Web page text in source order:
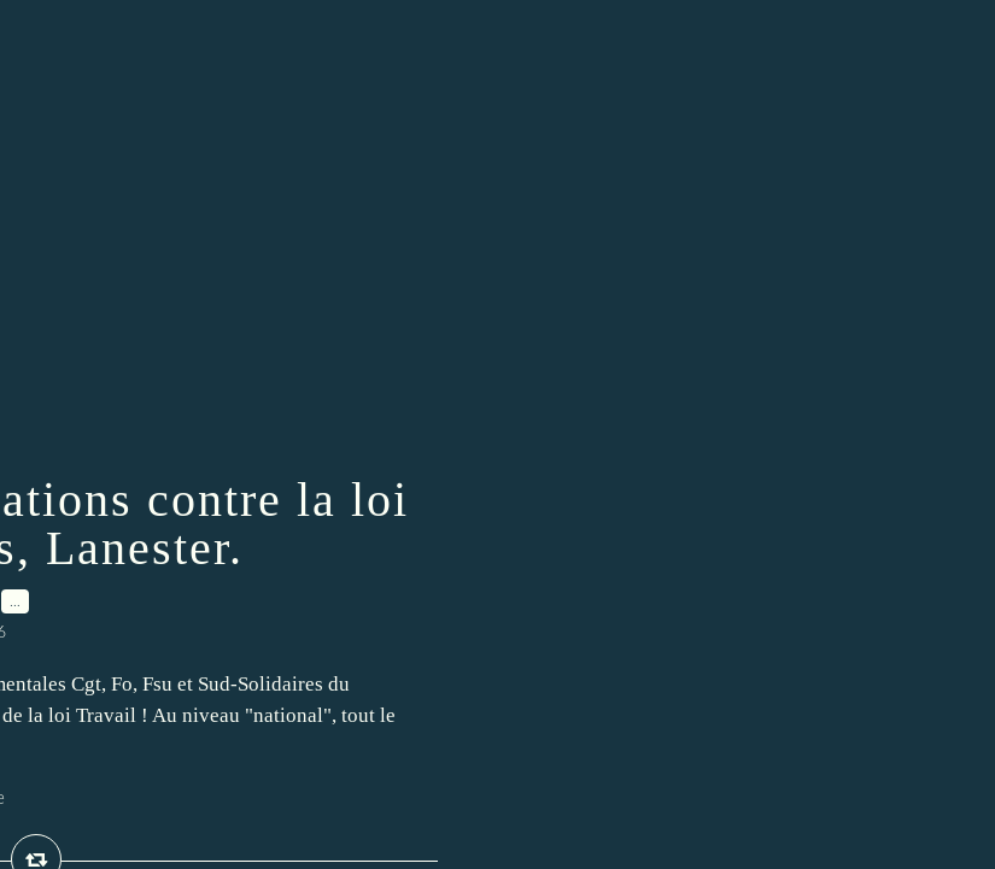
contre la loi
Lanester.
Cgt, Fo, Fsu et Sud-Solidaires du
la loi Travail ! Au niveau "national", tout le